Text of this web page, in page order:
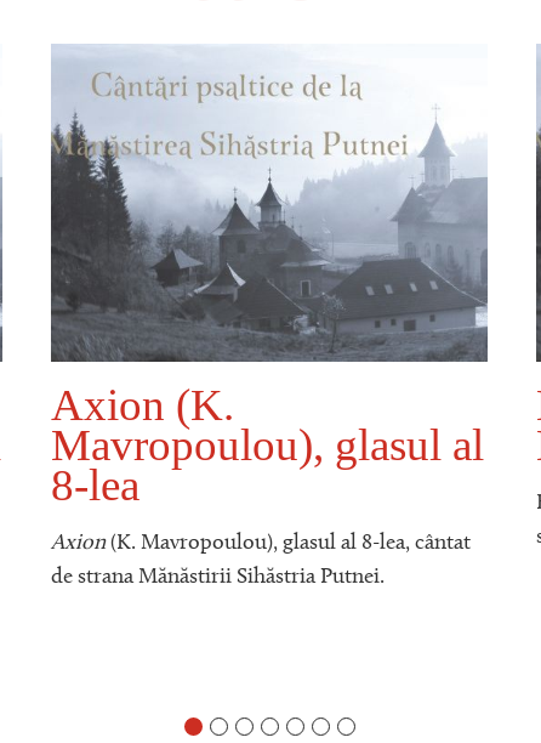
Axion (K.
Mavropoulou), glasul al
8-lea
Axion(K. Mavropoulou), glasul al 8-lea, cântat
de strana Mănăstirii Sihăstria Putnei.